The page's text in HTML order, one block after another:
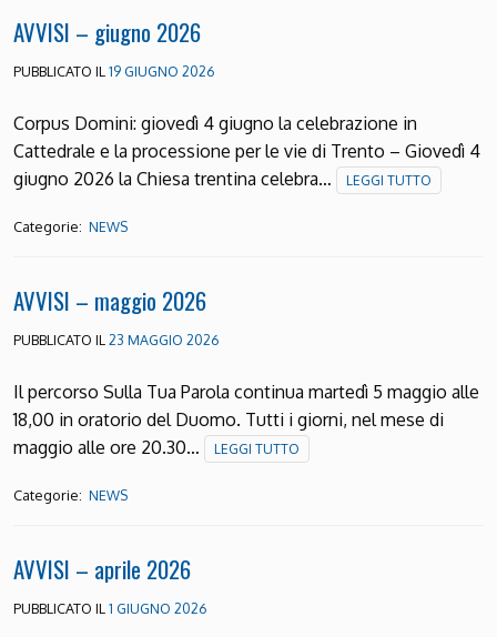
AVVISI – giugno 2026
PUBBLICATO IL 19 GIUGNO 2026
Corpus Domini: giovedì 4 giugno la celebrazione in
Cattedrale e la processione per le vie di Trento – Giovedì 4
giugno 2026 la Chiesa trentina celebra…
LEGGI TUTTO
Categorie: NEWS
AVVISI – maggio 2026
PUBBLICATO IL 23 MAGGIO 2026
Il percorso Sulla Tua Parola continua martedì 5 maggio alle
18,00 in oratorio del Duomo. Tutti i giorni, nel mese di
maggio alle ore 20.30…
LEGGI TUTTO
Categorie: NEWS
AVVISI – aprile 2026
PUBBLICATO IL 1 GIUGNO 2026